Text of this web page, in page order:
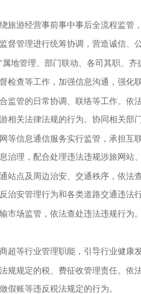
旅游经营事前事中事后全流程监管
督管理进行统筹协调，营造诚信、
属地管理、部门联动、各司其职、
检查等工作，加强信息沟通，强化
监管的日常协调、联络等工作。
相关法律法规的行为。协同相关部
等信息通信服务实行监管，承担
治理，配合处理违法违规涉旅网站
站点及周边治安、交通秩序，依
治安管理行为和各类道路交通违法
市场监管，依法查处违法违规行
超等行业管理职能，引导行业健康发
规规定的税、费征收管理责任。
假账等违反税法规定的行为。